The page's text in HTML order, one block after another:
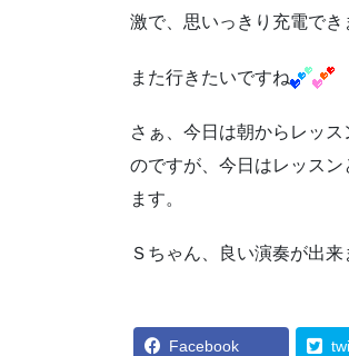
激で、思いっきり充電でき
また行きたいですね
さぁ、今日は朝からレッ
のですが、今日はレッス
ます。
Ｓちゃん、良い演奏が出来
Facebook